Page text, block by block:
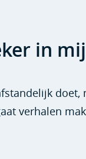
in
doet,
verhalen